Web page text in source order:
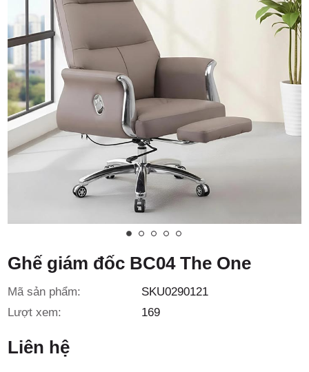
chính:
3/6D, ấp
Tiền Lân,
xã Bà
Ghế giám đốc BC04 The One
Mã sản phẩm:
SKU0290121
Lượt xem:
169
Liên hệ